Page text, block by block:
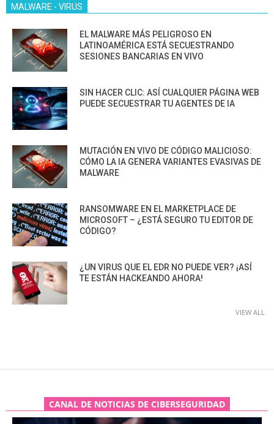
MALWARE - VIRUS
EL MALWARE MÁS PELIGROSO EN
LATINOAMÉRICA ESTÁ SECUESTRANDO
SESIONES BANCARIAS EN VIVO
SIN HACER CLIC: ASÍ CUALQUIER PÁGINA WEB
PUEDE SECUESTRAR TU AGENTES DE IA
MUTACIÓN EN VIVO DE CÓDIGO MALICIOSO:
CÓMO LA IA GENERA VARIANTES EVASIVAS DE
MALWARE
RANSOMWARE EN EL MARKETPLACE DE
MICROSOFT – ¿ESTÁ SEGURO TU EDITOR DE
CÓDIGO?
¿UN VIRUS QUE EL EDR NO PUEDE VER? ¡ASÍ
TE ESTÁN HACKEANDO AHORA!
VIEW ALL
CANAL DE NOTICIAS DE CIBERSEGURIDAD